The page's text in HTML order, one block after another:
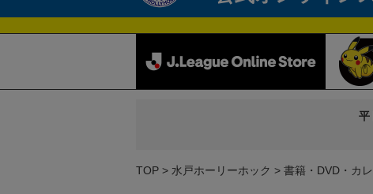
TOP 水戸ホーリーホック 書籍・DVD・カ